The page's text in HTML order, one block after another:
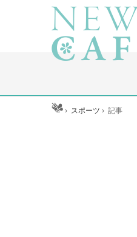
ホーム › スポーツ ›記事